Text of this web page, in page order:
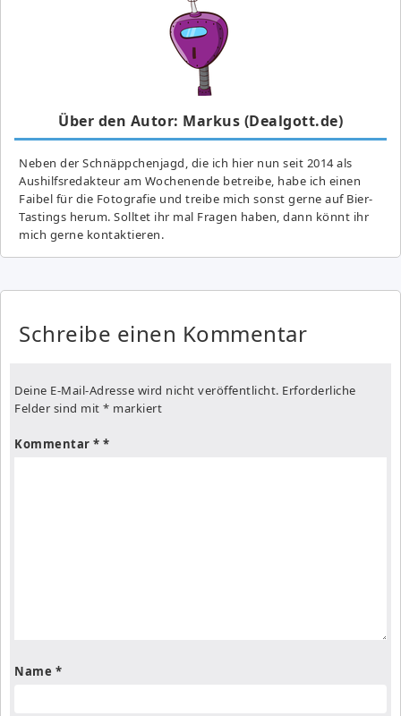
Über den Autor: Markus (Dealgott.de)
Neben der Schnäppchenjagd, die ich hier nun seit 2014 als
Aushilfsredakteur am Wochenende betreibe, habe ich einen
Faibel für die Fotografie und treibe mich sonst gerne auf Bier-
Tastings herum. Solltet ihr mal Fragen haben, dann könnt ihr
mich gerne kontaktieren.
Schreibe einen Kommentar
Deine E-Mail-Adresse wird nicht veröffentlicht. Erforderliche
Felder sind mit * markiert
Kommentar *
Name *